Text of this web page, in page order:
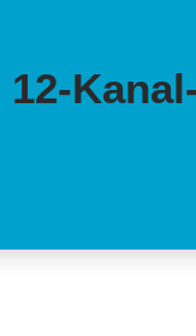
12-